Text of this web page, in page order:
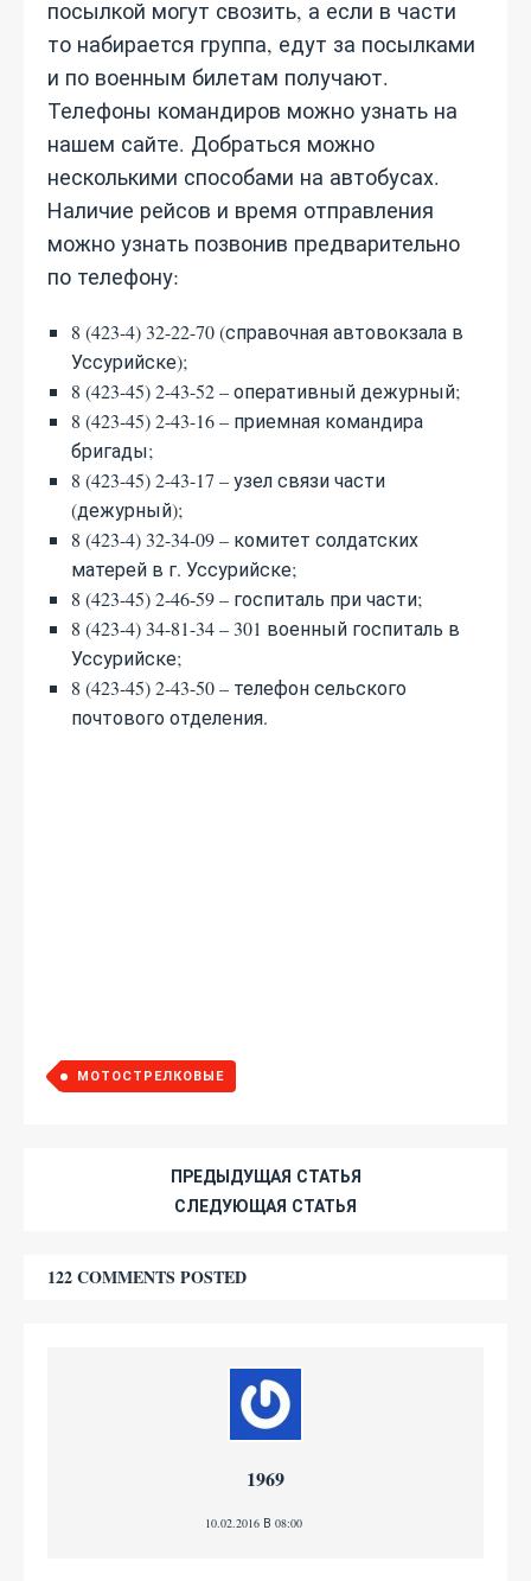
посылкой могут свозить, а если в части
то набирается группа, едут за посылками
и по военным билетам получают.
Телефоны командиров можно узнать на
нашем сайте. Добраться можно
несколькими способами на автобусах.
Наличие рейсов и время отправления
можно узнать позвонив предварительно
по телефону:
8 (423-4) 32-22-70 (справочная автовокзала в
Уссурийске);
8 (423-45) 2-43-52 – оперативный дежурный;
8 (423-45) 2-43-16 – приемная командира
бригады;
8 (423-45) 2-43-17 – узел связи части
(дежурный);
8 (423-4) 32-34-09 – комитет солдатских
матерей в г. Уссурийске;
8 (423-45) 2-46-59 – госпиталь при части;
8 (423-4) 34-81-34 – 301 военный госпиталь в
Уссурийске;
8 (423-45) 2-43-50 – телефон сельского
почтового отделения.
МОТОСТРЕЛКОВЫЕ
ПРЕДЫДУЩАЯ СТАТЬЯ
СЛЕДУЮЩАЯ СТАТЬЯ
122 COMMENTS POSTED
1969
10.02.2016 В 08:00